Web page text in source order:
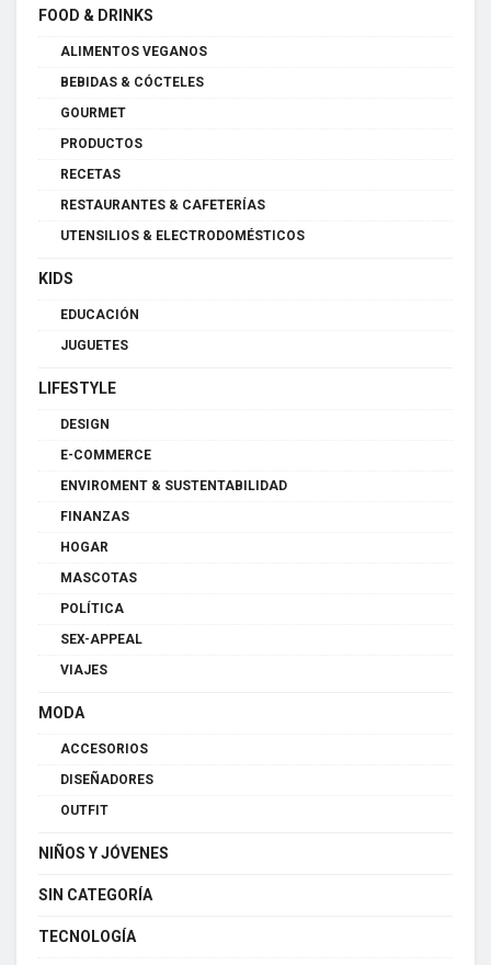
FOOD & DRINKS
ALIMENTOS VEGANOS
BEBIDAS & CÓCTELES
GOURMET
PRODUCTOS
RECETAS
RESTAURANTES & CAFETERÍAS
UTENSILIOS & ELECTRODOMÉSTICOS
KIDS
EDUCACIÓN
JUGUETES
LIFESTYLE
DESIGN
E-COMMERCE
ENVIROMENT & SUSTENTABILIDAD
FINANZAS
HOGAR
MASCOTAS
POLÍTICA
SEX-APPEAL
VIAJES
MODA
ACCESORIOS
DISEÑADORES
OUTFIT
NIÑOS Y JÓVENES
SIN CATEGORÍA
TECNOLOGÍA